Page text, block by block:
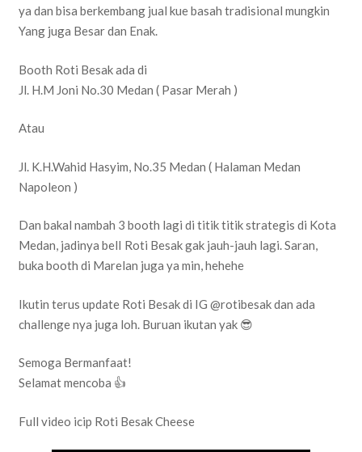
ya dan bisa berkembang jual kue basah tradisional mungkin
Yang juga Besar dan Enak.
Booth Roti Besak ada di
Jl. H.M Joni No.30 Medan ( Pasar Merah )
Atau
Jl. K.H.Wahid Hasyim, No.35 Medan ( Halaman Medan
Napoleon )
Dan bakal nambah 3 booth lagi di titik titik strategis di Kota
Medan, jadinya belI Roti Besak gak jauh-jauh lagi. Saran,
buka booth di Marelan juga ya min, hehehe
Ikutin terus update Roti Besak di IG @rotibesak dan ada
challenge nya juga loh. Buruan ikutan yak 😎
Semoga Bermanfaat!
Selamat mencoba 👍
Full video icip Roti Besak Cheese